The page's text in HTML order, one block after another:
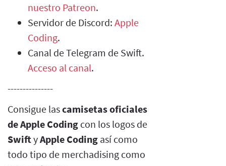
nuestro Patreon.
Servidor de Discord: Apple
Coding.
Canal de Telegram de Swift.
Acceso al canal.
---------------
Consigue lascamisetas oficiales
de Apple Coding con los logos de
SwiftyApple Coding así como
todo tipo de merchadising como